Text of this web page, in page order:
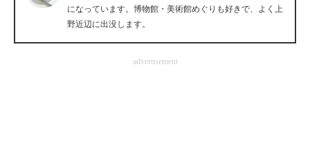
マーケ×ITの今がよく分かる
ITエンジニア向け専門サイト
になっています。博物館・美術館めぐりも好きで、よく上
野近辺に出没します。
advertisement